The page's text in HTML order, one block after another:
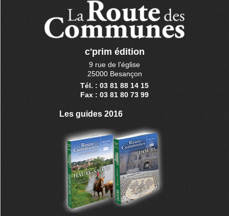
c'prim édition
9 rue de l'église
25000 Besançon
Tél. : 03 81 88 14 15
Fax : 03 81 80 73 99
Les guides 2016